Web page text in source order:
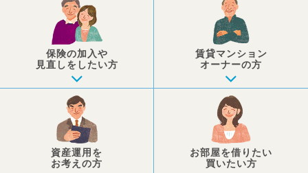
保険の加入や
見直しを したい方
賃貸マンション
オーナーの方
資産運用を
お考えの方
お部屋を借りたい
買いたい方